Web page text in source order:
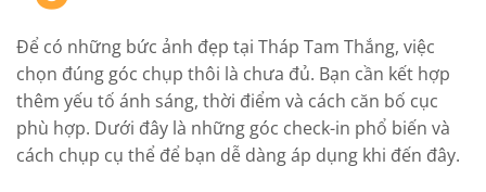
Để có những bức ảnh đẹp tại Tháp Tam Thắng, việc
chọn đúng góc chụp thôi là chưa đủ. Bạn cần kết hợp
thêm yếu tố ánh sáng, thời điểm và cách căn bố cục
phù hợp. Dưới đây là những góc check-in phổ biến và
cách chụp cụ thể để bạn dễ dàng áp dụng khi đến đây.